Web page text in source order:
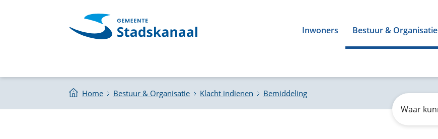
Inwoners Bestuur & Organisatie
Home Bestuur & Organisatie Klacht indienen Bemiddeling Zoeken
Waar